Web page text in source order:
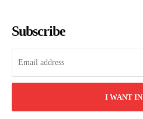
Subscribe
I WANT IN